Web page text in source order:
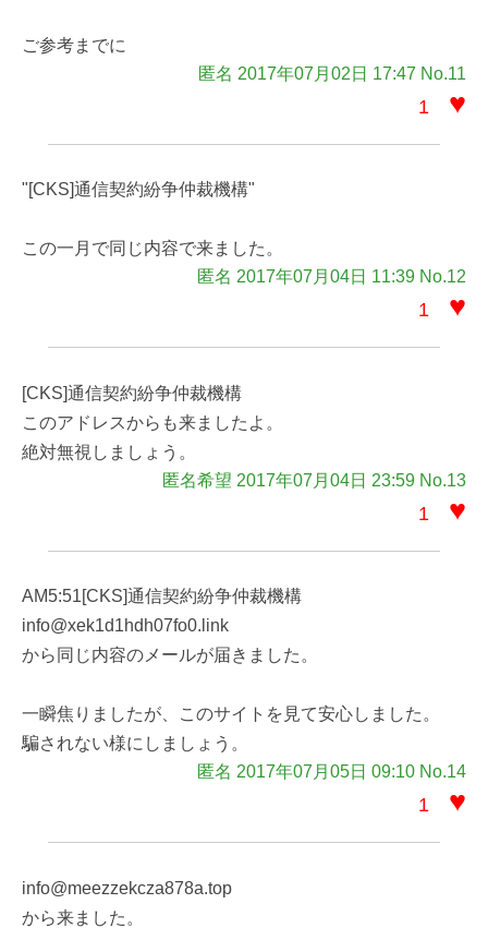
ご参考までに
匿名 2017年07月02日 17:47 No.11
1 ♥
"[CKS]通信契約紛争仲裁機構"
この一月で同じ内容で来ました。
匿名 2017年07月04日 11:39 No.12
1 ♥
[CKS]通信契約紛争仲裁機構
このアドレスからも来ましたよ。
絶対無視しましょう。
匿名希望 2017年07月04日 23:59 No.13
1 ♥
AM5:51[CKS]通信契約紛争仲裁機構
info@xek1d1hdh07fo0.link
から同じ内容のメールが届きました。
一瞬焦りましたが、このサイトを見て安心しました。
騙されない様にしましょう。
匿名 2017年07月05日 09:10 No.14
1 ♥
info@meezzekcza878a.top
から来ました。